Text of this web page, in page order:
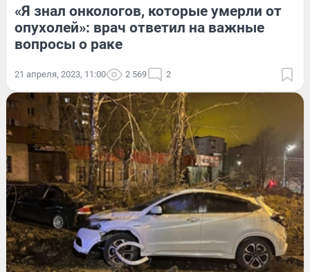
«Я знал онкологов, которые умерли от
опухолей»: врач ответил на важные
вопросы о раке
21 апреля, 2023, 11:00 2 569 2